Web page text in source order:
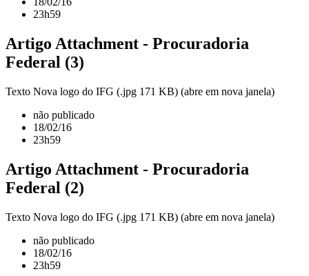
23h59
Artigo Attachment - Procuradoria
Federal (3)
Texto Nova logo do IFG (.jpg 171 KB) (abre em nova janela)
não publicado
18/02/16
23h59
Artigo Attachment - Procuradoria
Federal (2)
Texto Nova logo do IFG (.jpg 171 KB) (abre em nova janela)
não publicado
18/02/16
23h59